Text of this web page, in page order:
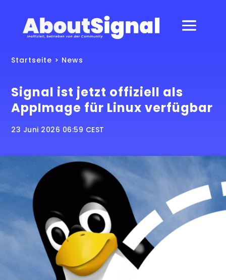
Startseite > News
Signal ist jetzt offiziell als
AppImage für Linux verfügbar
23 Juni 2026 06:59 CEST